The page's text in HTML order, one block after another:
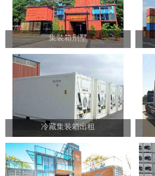
集装箱别墅
冷藏集装箱出租